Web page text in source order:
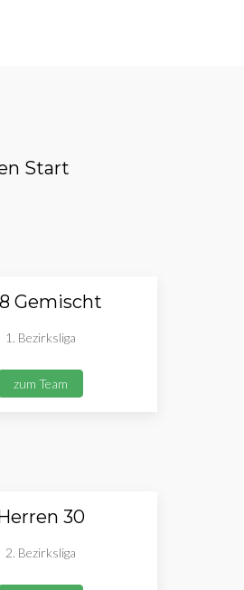
Start
Gemischt
1. Bezirksliga
zum Team
30
2. Bezirksliga